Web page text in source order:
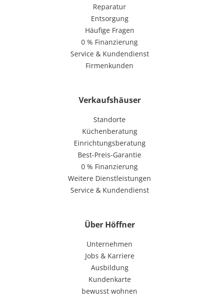
Reparatur
Entsorgung
Häufige Fragen
0 % Finanzierung
Service & Kundendienst
Firmenkunden
Verkaufshäuser
Standorte
Küchenberatung
Einrichtungsberatung
Best-Preis-Garantie
0 % Finanzierung
Weitere Dienstleistungen
Service & Kundendienst
Über Höffner
Unternehmen
Jobs & Karriere
Ausbildung
Kundenkarte
bewusst wohnen